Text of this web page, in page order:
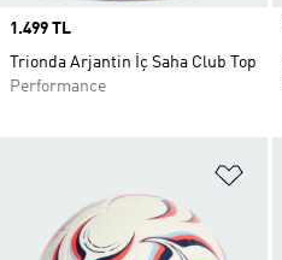
Price
1.499 TL
Trionda Arjantin İç Saha Club Top
Performance